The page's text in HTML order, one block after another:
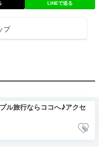
LINEで送る
プ
ル旅行ならココへ♪アクセ